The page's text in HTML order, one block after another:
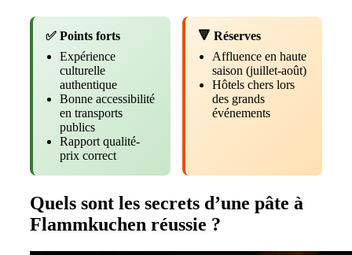
✅ Points forts
Expérience
culturelle
authentique
Bonne accessibilité
en transports
publics
Rapport qualité-
prix correct
🔻 Réserves
Affluence en haute
saison (juillet-août)
Hôtels chers lors
des grands
événements
Quels sont les secrets d’une pâte à
Flammkuchen réussie ?